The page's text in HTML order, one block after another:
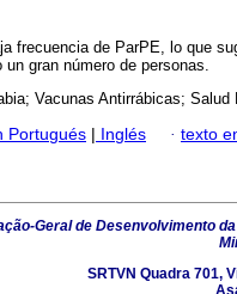
frecuencia de ParPE, lo que
gran número de personas.
Vacunas Antirrábicas; Salud
Portugués Inglés · texto
Geral de Desenvolvimento
SRTVN Quadra 701,